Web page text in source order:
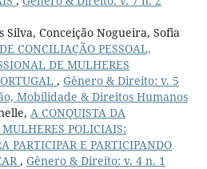
Silva, Conceição Nogueira, Sofia
CONCILIAÇÃO PESSOAL,
DE MULHERES
, Gênero & Direito: v. 5
Mobilidade & Direitos Humanos
A CONQUISTA DA
POLICIAIS:
PARTICIPAR E PARTICIPANDO
, Gênero & Direito: v. 4 n. 1